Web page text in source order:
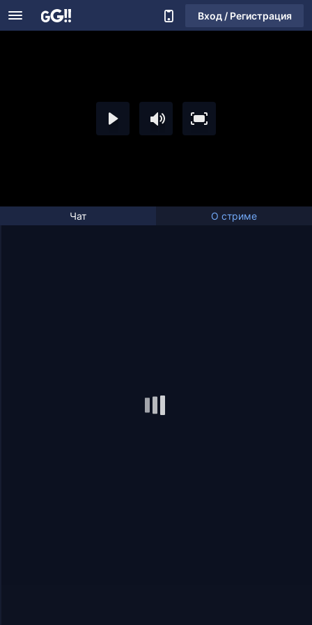
Вход / Регистрация
Чат О стриме